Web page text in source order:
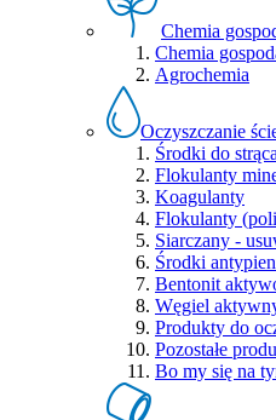
Chemia
Chemia
Agrochemia
Oczyszczanie
Środki do
Flokulanty
Koagulanty
Flokulanty
Siarczany -
Środki
Bentonit
Węgiel
Produkty do
Pozostałe
Bo my się na